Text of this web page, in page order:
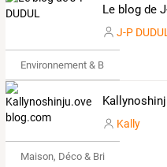
Le blog de
J-P DUDUL
Environnement & Bio
Kally
Maison, Déco & Bricolage